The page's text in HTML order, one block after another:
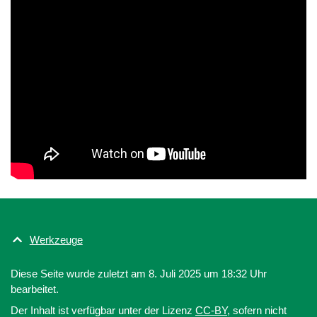
Werkzeuge
Diese Seite wurde zuletzt am 8. Juli 2025 um 18:32 Uhr
bearbeitet.
Der Inhalt ist verfügbar unter der Lizenz CC-BY, sofern nicht